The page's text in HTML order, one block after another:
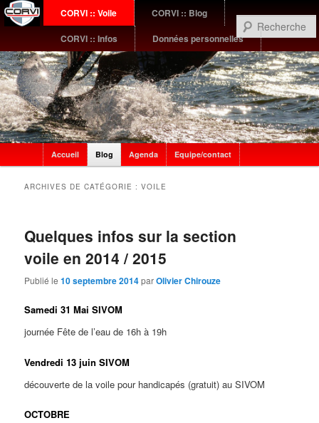
Menu
principal
Aller
contenu
principal
Aller
contenu
secondaire
CORVI :: Voile
CORVI :: Blog
CORVI :: Infos
Données personnelles
menu
Accueil Blog Agenda Equipe/contact
ARCHIVES DE CATÉGORIE :VOILE
Quelques infos sur la section
voile en 2014 / 2015
Publié le10 septembre 2014parOlivier Chirouze
Samedi 31 Mai SIVOM
journée Fête de l’eau de 16h à 19h
Vendredi 13 juin SIVOM
découverte de la voile pour handicapés (gratuit) au SIVOM
OCTOBRE